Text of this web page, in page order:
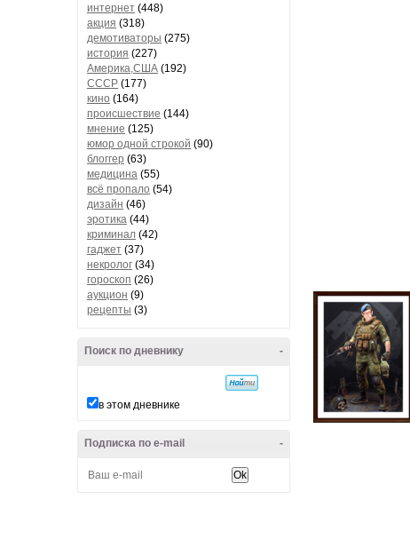
интернет (448)
акция (318)
демотиваторы (275)
история (227)
Америка,США (192)
СССР (177)
кино (164)
происшествие (144)
мнение (125)
юмор одной строкой (90)
блоггер (63)
медицина (55)
всё пропало (54)
дизайн (46)
эротика (44)
криминал (42)
гаджет (37)
некролог (34)
гороскоп (26)
аукцион (9)
рецепты (3)
-
Поиск по дневнику
в этом дневнике
-
Подписка по e-mail